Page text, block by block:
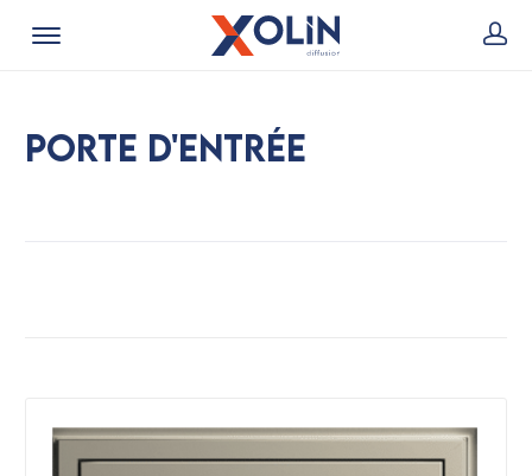
Porte d'entrée